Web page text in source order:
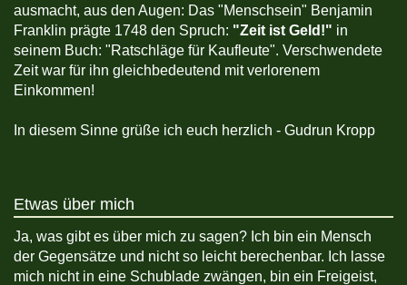
ausmacht, aus den Augen: Das "Menschsein" Benjamin
Franklin prägte 1748 den Spruch: "Zeit ist Geld!" in
seinem Buch: "Ratschläge für Kaufleute". Verschwendete
Zeit war für ihn gleichbedeutend mit verlorenem
Einkommen!
In diesem Sinne grüße ich euch herzlich - Gudrun Kropp
Etwas über mich
Ja, was gibt es über mich zu sagen? Ich bin ein Mensch
der Gegensätze und nicht so leicht berechenbar. Ich lasse
mich nicht in eine Schublade zwängen, bin ein Freigeist,